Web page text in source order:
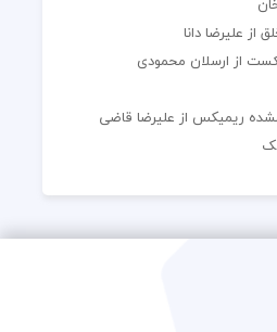
علیرضا دانا
از ارسلان محمودی
ریمیکس از علیرضا قاضی